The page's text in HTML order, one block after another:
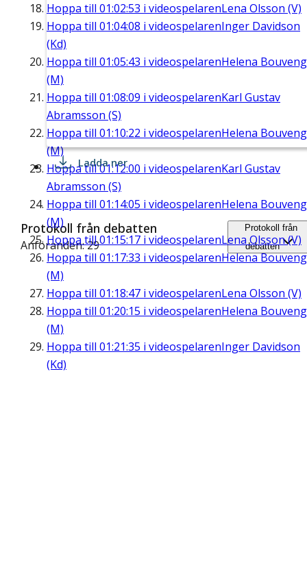
Hoppa till 01:02:53 i videospelarenLena Olsson (V)
Hoppa till 01:04:08 i videospelarenInger Davidson
(Kd)
Hoppa till 01:05:43 i videospelarenHelena Bouveng
(M)
Hoppa till 01:08:09 i videospelarenKarl Gustav
Abramsson (S)
Hoppa till 01:10:22 i videospelarenHelena Bouveng
(M)
Hoppa till01:12:00 i videospelarenKarl Gustav
Abramsson (S)
Hoppa till 01:14:05 i videospelarenHelena Bouveng
(M)
Hoppa till01:15:17 i videospelarenLena Olsson (V)
Hoppa till 01:17:33 i videospelarenHelena Bouveng
(M)
Hoppa till 01:18:47 i videospelarenLena Olsson (V)
Hoppa till 01:20:15 i videospelarenHelena Bouveng
(M)
Hoppa till 01:21:35 i videospelarenInger Davidson
(Kd)
Ladda ner
Protokoll från debatten
Anföranden: 29
Protokoll från
debatten